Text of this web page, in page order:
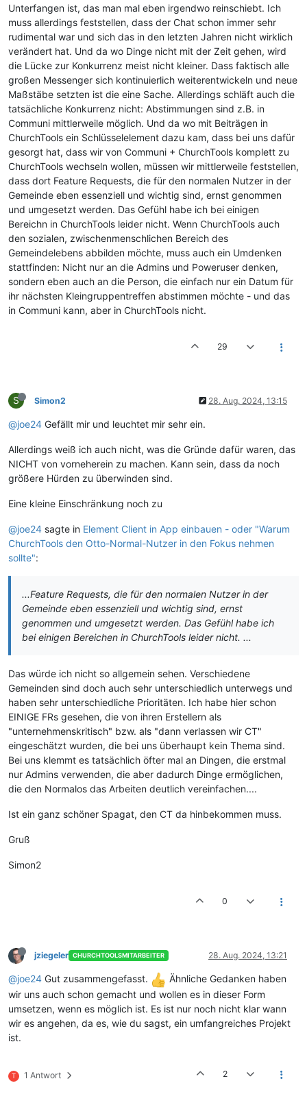
Unterfangen ist, das man mal eben irgendwo reinschiebt. Ich
muss allerdings feststellen, dass der Chat schon immer sehr
rudimental war und sich das in den letzten Jahren nicht wirklich
verändert hat. Und da wo Dinge nicht mit der Zeit gehen, wird
die Lücke zur Konkurrenz meist nicht kleiner. Dass faktisch alle
großen Messenger sich kontinuierlich weiterentwickeln und neue
Maßstäbe setzten ist die eine Sache. Allerdings schläft auch die
tatsächliche Konkurrenz nicht: Abstimmungen sind z.B. in
Communi mittlerweile möglich. Und da wo mit Beiträgen in
ChurchTools ein Schlüsselelement dazu kam, dass bei uns dafür
gesorgt hat, dass wir von Communi + ChurchTools komplett zu
ChurchTools wechseln wollen, müssen wir mittlerweile feststellen,
dass dort Feature Requests, die für den normalen Nutzer in der
Gemeinde eben essenziell und wichtig sind, ernst genommen
und umgesetzt werden. Das Gefühl habe ich bei einigen
Bereichn in ChurchTools leider nicht. Wenn ChurchTools auch
den sozialen, zwischenmenschlichen Bereich des
Gemeindelebens abbilden möchte, muss auch ein Umdenken
stattfinden: Nicht nur an die Admins und Poweruser denken,
sondern eben auch an die Person, die einfach nur ein Datum für
ihr nächsten Kleingruppentreffen abstimmen möchte - und das
in Communi kann, aber in ChurchTools nicht.
29
S Simon2 28. Aug. 2024, 13:15
@joe24 Gefällt mir und leuchtet mir sehr ein.
Allerdings weiß ich auch nicht, was die Gründe dafür waren, das
NICHT von vorneherein zu machen. Kann sein, dass da noch
größere Hürden zu überwinden sind.
Eine kleine Einschränkung noch zu
@joe24 sagte in Element Client in App einbauen - oder "Warum
ChurchTools den Otto-Normal-Nutzer in den Fokus nehmen
sollte":
...Feature Requests, die für den normalen Nutzer in der
Gemeinde eben essenziell und wichtig sind, ernst
genommen und umgesetzt werden. Das Gefühl habe ich
bei einigen Bereichen in ChurchTools leider nicht. ...
Das würde ich nicht so allgemein sehen. Verschiedene
Gemeinden sind doch auch sehr unterschiedlich unterwegs und
haben sehr unterschiedliche Prioritäten. Ich habe hier schon
EINIGE FRs gesehen, die von ihren Erstellern als
"unternehmenskritisch" bzw. als "dann verlassen wir CT"
eingeschätzt wurden, die bei uns überhaupt kein Thema sind.
Bei uns klemmt es tatsächlich öfter mal an Dingen, die erstmal
nur Admins verwenden, die aber dadurch Dinge ermöglichen,
die den Normalos das Arbeiten deutlich vereinfachen....
Ist ein ganz schöner Spagat, den CT da hinbekommen muss.
Gruß
Simon2
0
jziegeler CHURCHTOOLSMITARBEITER 28. Aug. 2024, 13:21
@joe24 Gut zusammengefasst.
Ähnliche Gedanken haben
wir uns auch schon gemacht und wollen es in dieser Form
umsetzen, wenn es möglich ist. Es ist nur noch nicht klar wann
wir es angehen, da es, wie du sagst, ein umfangreiches Projekt
ist.
T 1 Antwort 2